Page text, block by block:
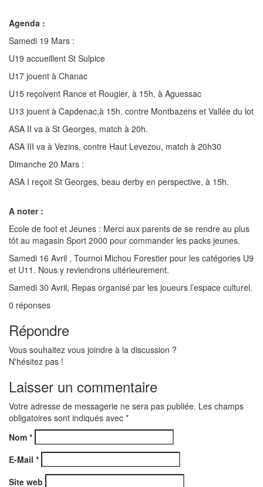
Agenda :
Samedi 19 Mars :
U19 accueillent St Sulpice
U17 jouent à Chanac
U15 reçoivent Rance et Rougier, à 15h, à Aguessac
U13 jouent à Capdenac,à 15h, contre Montbazens et Vallée du lot
ASA II va à St Georges, match à 20h.
ASA III va à Vezins, contre Haut Levezou, match à 20h30
Dimanche 20 Mars :
ASA I reçoit St Georges, beau derby en perspective, à 15h.
A noter :
Ecole de foot et Jeunes : Merci aux parents de se rendre au plus
tôt au magasin Sport 2000 pour commander les packs jeunes.
Samedi 16 Avril , Tournoi Michou Forestier pour les catégories U9
et U11. Nous y reviendrons ultérieurement.
Samedi 30 Avril, Repas organisé par les joueurs l’espace culturel.
0 réponses
Répondre
Vous souhaitez vous joindre à la discussion ?
N'hésitez pas !
Laisser un commentaire
Votre adresse de messagerie ne sera pas publiée. Les champs
obligatoires sont indiqués avec *
Nom *
E-Mail *
Site web